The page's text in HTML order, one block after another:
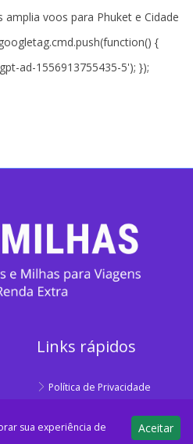
voos para Phuket e Cidade
{
ad-1556913755435-5'); });
Links rápidos
Política de Privacidade
sua experiência de
Aceitar